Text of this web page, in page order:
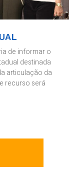
de informar o
destinada
articulação da
recurso será